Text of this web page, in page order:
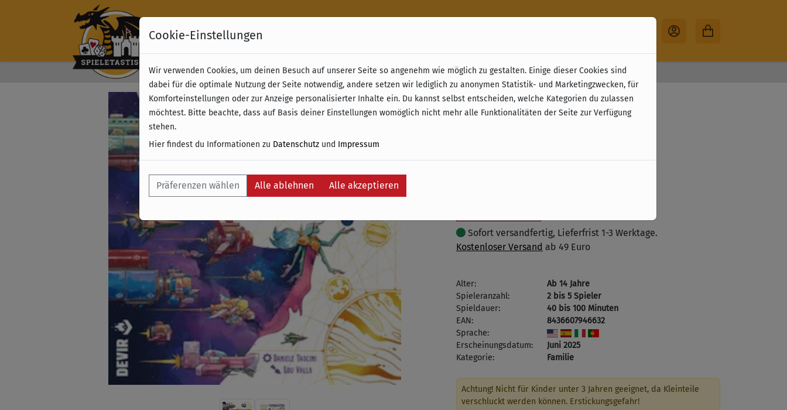
Kostenloser Versand & Retoure ab 49 € (innerhalb Deutschlands) 30 Tage Rückgabe
Transgalactica (EN)
Sofort versandfertig, Lieferfrist 1-3 Werktage.
Kostenloser Versand ab 49 Euro
Alter:
Ab 14 Jahre
Spieleranzahl:
2 bis 5 Spieler
Spieldauer:
40 bis 100 Minuten
EAN:
8436607946632
Sprache:
Erscheinungsdatum:
Juni 2025
Kategorie:
Familie
Achtung! Nicht für Kinder unter 3 Jahren geeignet, da Kleinteile
verschluckt werden können. Erstickungsgefahr!
Cookie-Einstellungen
Wir verwenden Cookies, um deinen Besuch auf unserer Seite so angenehm wie möglich zu gestalten. Einige dieser Cookies sind
dabei für die optimale Nutzung der Seite notwendig, andere setzen wir lediglich zu anonymen Statistik- und Marketingzwecken, für
Komforteinstellungen oder zur Anzeige personalisierter Inhalte ein. Du kannst selbst entscheiden, welche Kategorien du zulassen
möchtest. Bitte beachte, dass auf Basis deiner Einstellungen womöglich nicht mehr alle Funktionalitäten der Seite zur Verfügung
stehen.
Hier findest du Informationen zu Datenschutz und Impressum
Präferenzen wählen Alle ablehnen Alle akzeptieren